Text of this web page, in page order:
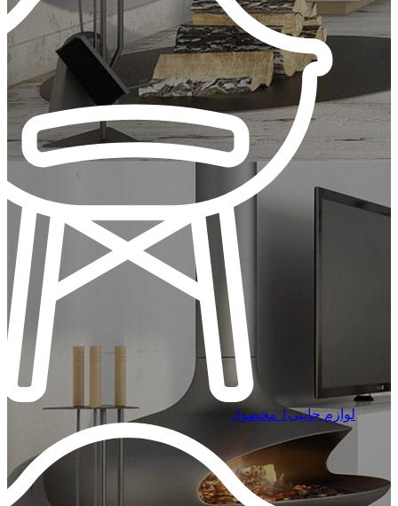
لوازم جانبی1 محصول